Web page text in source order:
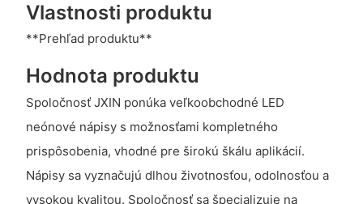
Vlastnosti produktu
**Prehľad produktu**
Hodnota produktu
Spoločnosť JXIN ponúka veľkoobchodné LED
neónové nápisy s možnosťami kompletného
prispôsobenia, vhodné pre širokú škálu aplikácií.
Nápisy sa vyznačujú dlhou životnosťou, odolnosťou a
vysokou kvalitou. Spoločnosť sa špecializuje na